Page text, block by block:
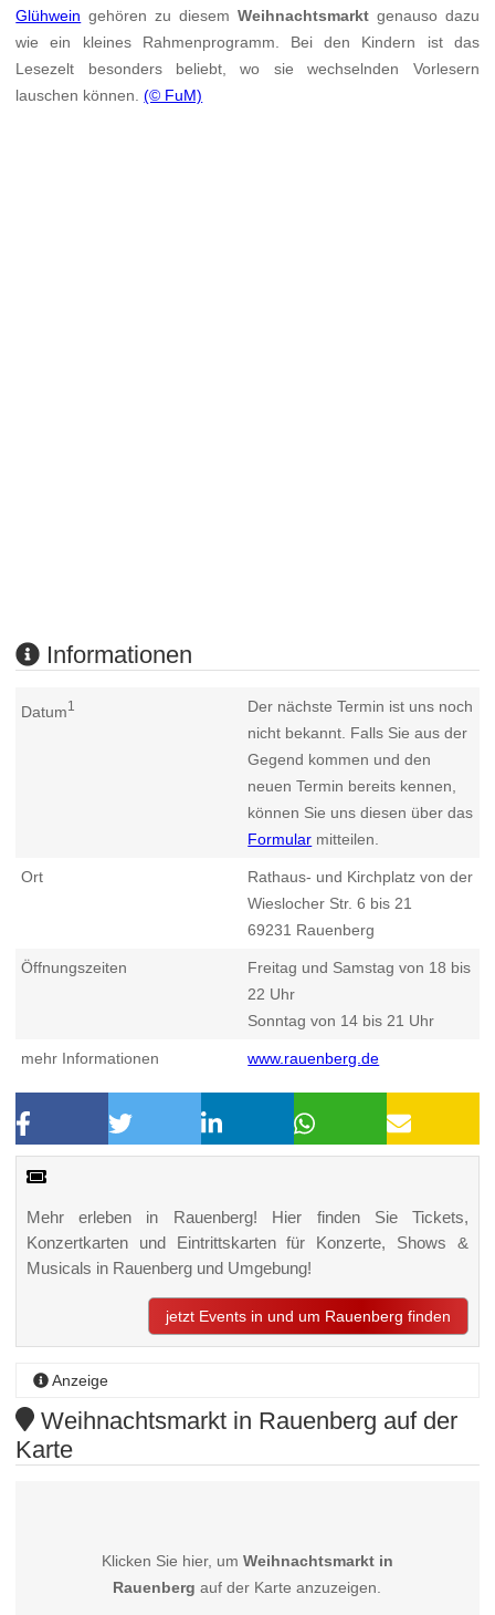
Glühwein gehören zu diesem Weihnachtsmarktgenauso dazu
wie ein kleines Rahmenprogramm. Bei den Kindern ist das
Lesezelt besonders beliebt, wo sie wechselnden Vorlesern
lauschen können.(© FuM)
Informationen
Datum1
Der nächste Termin ist uns noch
nicht bekannt. Falls Sie aus der
Gegend kommen und den
neuen Termin bereits kennen,
können Sie uns diesen über das
Formular mitteilen.
Ort
Rathaus- und Kirchplatz von der
Wieslocher Str. 6 bis 21
69231 Rauenberg
Öffnungszeiten
Freitag und Samstag von 18 bis
22 Uhr
Sonntag von 14 bis 21 Uhr
mehr Informationen www.rauenberg.de
Mehr erleben in Rauenberg! Hier finden Sie Tickets,
Konzertkarten und Eintrittskarten für Konzerte, Shows &
Musicals in Rauenberg und Umgebung!
jetzt Events in und um Rauenberg finden
Anzeige
Weihnachtsmarkt in Rauenberg auf der
Karte
Klicken Sie hier, um Weihnachtsmarkt in
Rauenberg auf der Karte anzuzeigen.